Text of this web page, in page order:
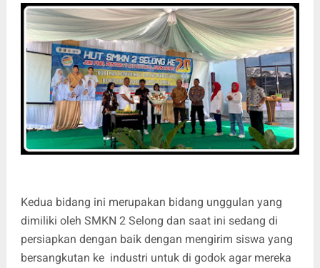
Kedua bidang ini merupakan bidang unggulan yang
dimiliki oleh SMKN 2 Selong dan saat ini sedang di
persiapkan dengan baik dengan mengirim siswa yang
bersangkutan ke industri untuk di godok agar mereka